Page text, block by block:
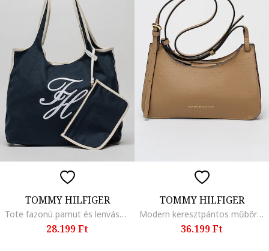
TOMMY HILFIGER
Tote fazonú pamut és lenvászon tartalmú táska hímzett logóval, Fehér/Tengerészkék
28.199 Ft
TOMMY HILFIGER
Modern keresztpántos műbőr táska, Homokbarna
36.199 Ft